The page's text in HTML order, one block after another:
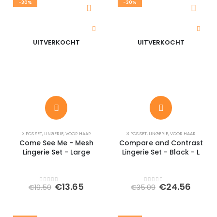
-30%
UITVERKOCHT
3 PCS SET, LINGERIE,VOOR HAAR
Come See Me - Mesh
Lingerie Set - Large
0out of 5
€19.50 Oorspronkelijke
€13.65
-30%
UITVERKOCHT
3 PCS SET, LINGERIE,VOOR HAAR
Compare and Contrast
Lingerie Set - Black - L
0out of 5
€35.09 €24.56